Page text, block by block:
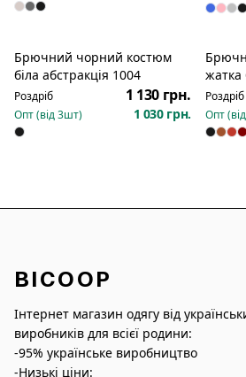
Брючний чорний костюм
біла абстракція 1004
Роздріб 1 130 грн.
Опт (від3шт) 1 030 грн.
жатка
Роздріб
Опт (від
BICOOP
Інтернет магазин одягу від
виробників для всієї родини:
-95% українське виробництво
-Низькі ціни: